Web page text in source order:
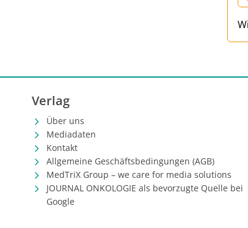
Verlag
Über uns
Mediadaten
Kontakt
Allgemeine Geschäftsbedingungen (AGB)
MedTriX Group – we care for media solutions
JOURNAL ONKOLOGIE als bevorzugte Quelle bei
Google